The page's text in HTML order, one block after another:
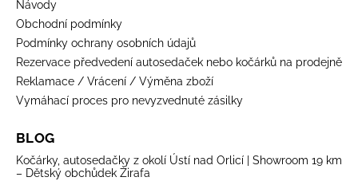
Návody
Obchodní podmínky
Podmínky ochrany osobních údajů
Rezervace předvedení autosedaček nebo kočárků na prodejně
Reklamace / Vrácení / Výměna zboží
Vymáhací proces pro nevyzvednuté zásilky
BLOG
Kočárky, autosedačky z okolí Ústí nad Orlicí | Showroom 19 km
– Dětský obchůdek Žirafa